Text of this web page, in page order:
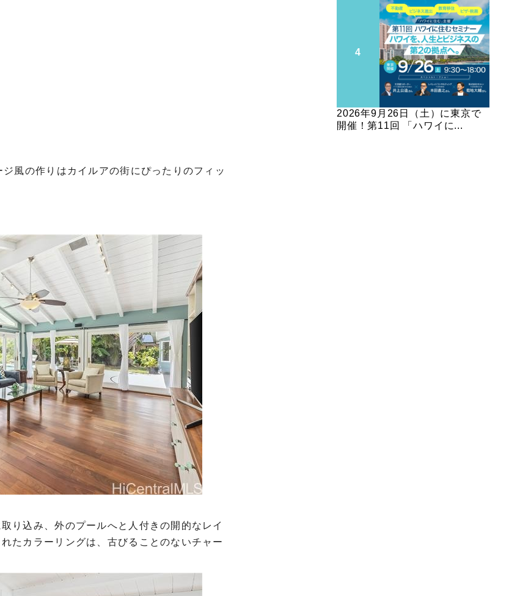
風の作りはカイルアの街にぴったりのフィッ
り込み、外のプールへと人付きの開的なレイ
たカラーリングは、古びることのないチャー
2026年9月26日（土）に東京で
開催！第11回 「ハワイに...